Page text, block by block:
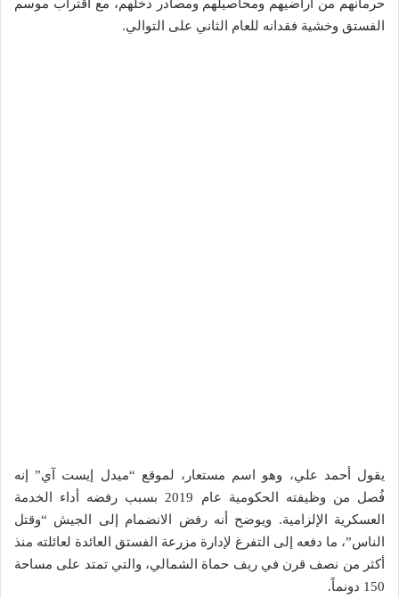
حرمانهم من أراضيهم ومحاصيلهم ومصادر دخلهم، مع اقتراب موسم
الفستق وخشية فقدانه للعام الثاني على التوالي.
يقول أحمد علي، وهو اسم مستعار، لموقع “ميدل إيست آي” إنه
فُصل من وظيفته الحكومية عام 2019 بسبب رفضه أداء الخدمة
العسكرية الإلزامية. ويوضح أنه رفض الانضمام إلى الجيش “وقتل
الناس”، ما دفعه إلى التفرغ لإدارة مزرعة الفستق العائدة لعائلته منذ
أكثر من نصف قرن في ريف حماة الشمالي، والتي تمتد على مساحة
150 دونماً.